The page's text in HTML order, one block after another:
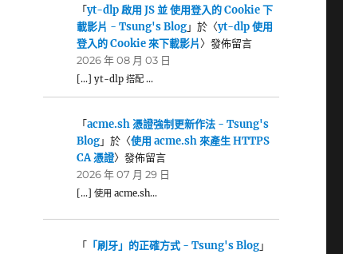
「yt-dlp 啟用 JS 並 使用登入的 Cookie 下
載影片 - Tsung's Blog」於〈yt-dlp 使用
登入的 Cookie 來下載影片〉發佈留言
2026 年 08 月 03 日
[…] yt-dlp 搭配 …
「acme.sh 憑證強制更新作法 - Tsung's
Blog」於〈使用 acme.sh 來產生 HTTPS
CA 憑證〉發佈留言
2026 年 07 月 29 日
[…] 使用 acme.sh…
「 「刷牙」的正確方式 - Tsung's Blog」